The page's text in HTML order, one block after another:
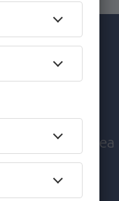
mai
unice înaintea